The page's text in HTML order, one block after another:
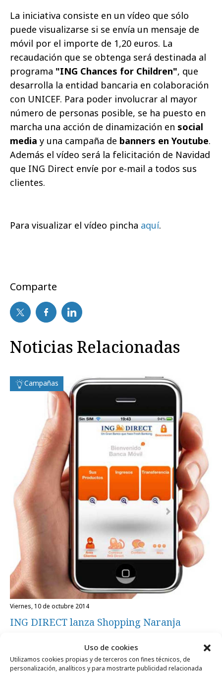
Uso de cookies
Utilizamos cookies propias y de terceros con fines técnicos, de
personalización, analíticos y para mostrarte publicidad relacionada
La iniciativa consiste en un vídeo que sólo
puede visualizarse si se envía un mensaje de
móvil por el importe de 1,20 euros. La
recaudación que se obtenga será destinada al
programa "ING Chances for Children", que
desarrolla la entidad bancaria en colaboración
con UNICEF. Para poder involucrar al mayor
número de personas posible, se ha puesto en
marcha una acción de dinamización en social
media y una campaña de banners en Youtube.
Además el vídeo será la felicitación de Navidad
que ING Direct envíe por e‐mail a todos sus
clientes.
Para visualizar el vídeo pincha aquí.
Comparte
Noticias Relacionadas
Campañas
viernes, 10 de octubre 2014
ING DIRECT lanza Shopping Naranja
ING DIRECT estrena la serie